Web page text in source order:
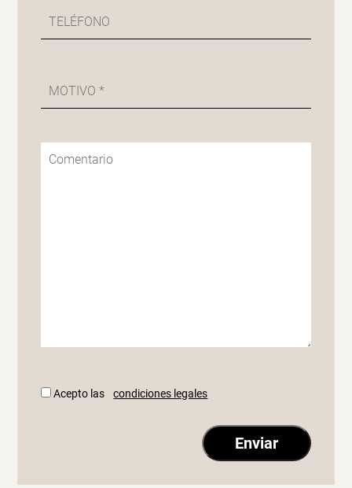
Acepto las condiciones legales